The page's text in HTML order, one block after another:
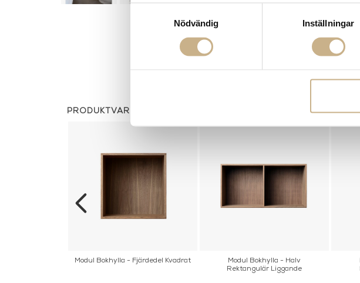
Nödvändig
Inställningar
PRODUKTVARIANTER
Modul Bokhylla - Fjärdedel Kvadrat
Modul Bokhylla - Halv
Rektangulär Liggande